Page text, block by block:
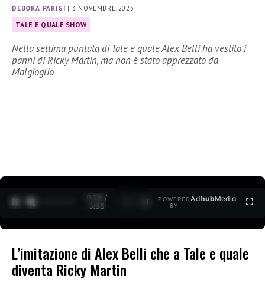
DEBORA PARIGI | 3 NOVEMBRE 2023
TALE E QUALE SHOW
Nella settima puntata di Tale e quale Alex Belli ha vestito i
panni di Ricky Martin, ma non è stato apprezzato da
Malgioglio
0:29 /
3:35
POWERED
BY
AdhubMedia
L’imitazione di Alex Belli che a Tale e quale
diventa Ricky Martin